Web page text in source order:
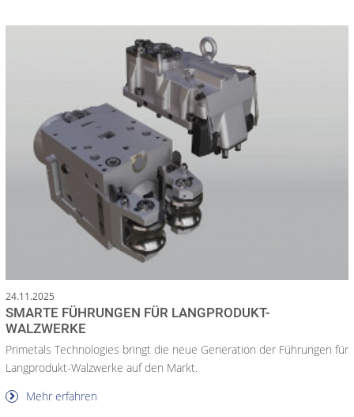
24.11.2025
SMARTE FÜHRUNGEN FÜR LANGPRODUKT-
WALZWERKE
Primetals Technologies bringt die neue Generation der Führungen für
Langprodukt-Walzwerke auf den Markt.
Mehr erfahren